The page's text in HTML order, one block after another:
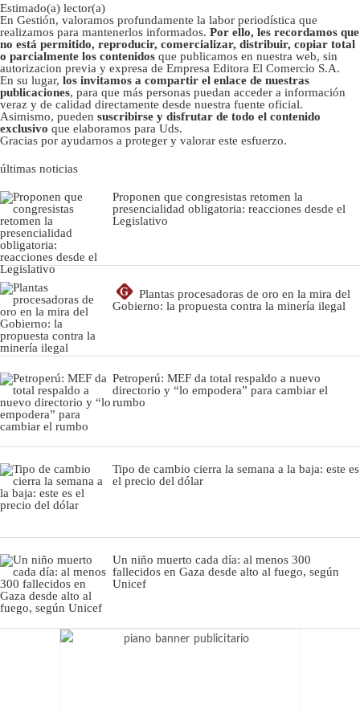
Estimado(a) lector(a)
En Gestión, valoramos profundamente la labor periodística que
realizamos para mantenerlos informados. Por ello, les recordamos que
no está permitido, reproducir, comercializar, distribuir, copiar total
o parcialmente los contenidos que publicamos en nuestra web, sin
autorizacion previa y expresa de Empresa Editora El Comercio S.A.
En su lugar, los invitamos a compartir el enlace de nuestras
publicaciones, para que más personas puedan acceder a información
veraz y de calidad directamente desde nuestra fuente oficial.
Asimismo, pueden suscribirse y disfrutar de todo el contenido
exclusivo que elaboramos para Uds.
Gracias por ayudarnos a proteger y valorar este esfuerzo.
últimas noticias
Proponen que congresistas retomen la
presencialidad obligatoria: reacciones desde el
Legislativo
G
Plantas procesadoras de oro en la mira del
Gobierno: la propuesta contra la minería ilegal
Petroperú: MEF da total respaldo a nuevo
directorio y “lo empodera” para cambiar el
rumbo
Tipo de cambio cierra la semana a la baja: este es
el precio del dólar
Un niño muerto cada día: al menos 300
fallecidos en Gaza desde alto al fuego, según
Unicef